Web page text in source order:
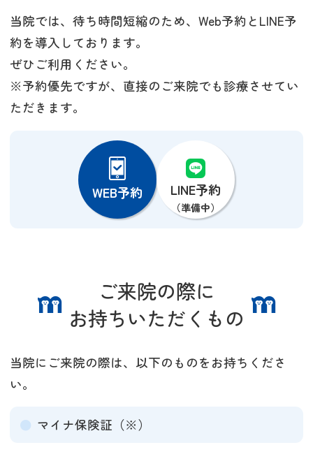
当院では、待ち時間短縮のため、Web予約とLINE予
約を導入しております。
ぜひご利用ください。
※予約優先ですが、直接のご来院でも診療させてい
ただきます。
WEB予約 LINE予約
ご来院の際に
お持ちいただくもの
当院にご来院の際は、以下のものをお持ちくださ
い。
マイナ保険証（※）